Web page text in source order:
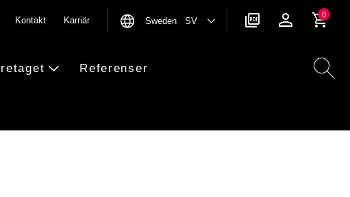
Referenser
Kontakt Karriär Sweden SV
0